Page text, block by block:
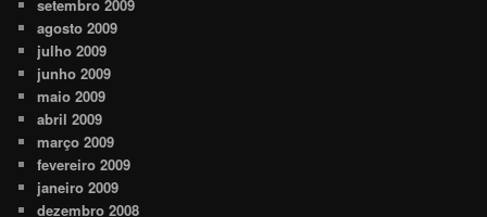
setembro 2009
agosto 2009
julho 2009
junho 2009
maio 2009
abril 2009
março 2009
fevereiro 2009
janeiro 2009
dezembro 2008